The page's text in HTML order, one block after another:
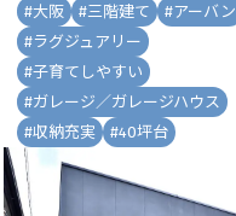
#大阪 #三階建て #アーバン
#ラグジュアリー
#子育てしやすい
#ガレージ／ガレージハウス
#収納充実 #40坪台